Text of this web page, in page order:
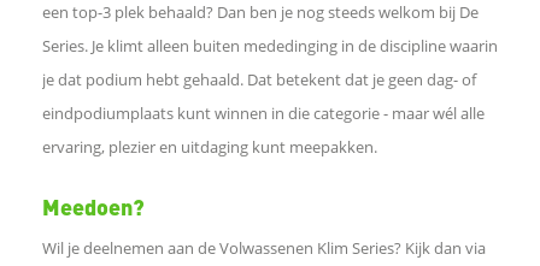
n
o
i
een top-3 plek behaald? Dan ben je nog steeds welkom bij De
Series. Je klimt alleen buiten mededinging in de discipline waarin
je dat podium hebt gehaald. Dat betekent dat je geen dag- of
eindpodiumplaats kunt winnen in die categorie - maar wél alle
ervaring, plezier en uitdaging kunt meepakken.
Meedoen?
Wil je deelnemen aan de Volwassenen Klim Series? Kijk dan via